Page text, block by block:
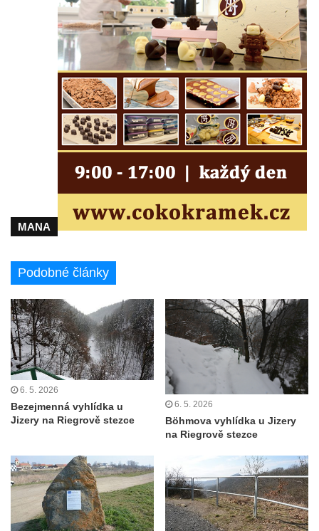
MANA
Podobné články
6. 5. 2026
Bezejmenná vyhlídka u
Jizery na Riegrově stezce
6. 5. 2026
Böhmova vyhlídka u Jizery
na Riegrově stezce